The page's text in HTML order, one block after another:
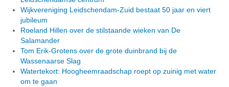
Wijkvereniging Leidschendam-Zuid bestaat 50 jaar en viert
jubileum
Roeland Hillen over de stilstaande wieken van De
Salamander
Tom Erik-Grotens over de grote duinbrand bij de
Wassenaarse Slag
Watertekort: Hoogheemraadschap roept op zuinig met water
om te gaan